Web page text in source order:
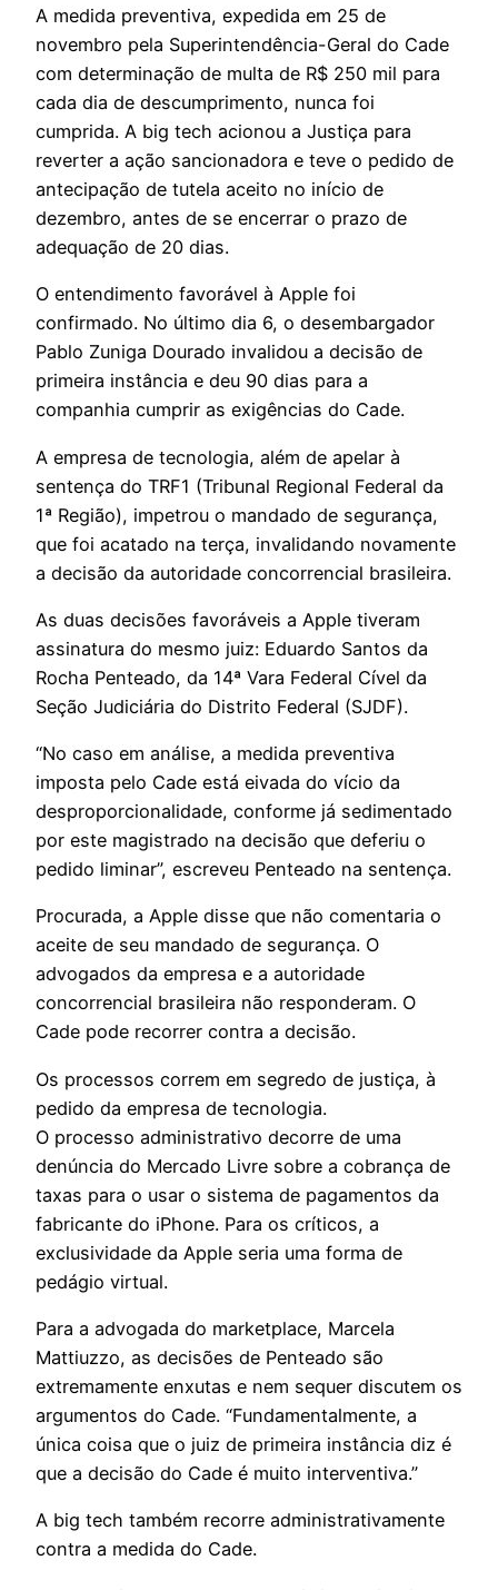
A medida preventiva, expedida em 25 de
novembro pela Superintendência-Geral do Cade
com determinação de multa de R$ 250 mil para
cada dia de descumprimento, nunca foi
cumprida. A big tech acionou a Justiça para
reverter a ação sancionadora e teve o pedido de
antecipação de tutela aceito no início de
dezembro, antes de se encerrar o prazo de
adequação de 20 dias.
O entendimento favorável à Apple foi
confirmado. No último dia 6, o desembargador
Pablo Zuniga Dourado invalidou a decisão de
primeira instância e deu 90 dias para a
companhia cumprir as exigências do Cade.
A empresa de tecnologia, além de apelar à
sentença do TRF1 (Tribunal Regional Federal da
1ª Região), impetrou o mandado de segurança,
que foi acatado na terça, invalidando novamente
a decisão da autoridade concorrencial brasileira.
As duas decisões favoráveis a Apple tiveram
assinatura do mesmo juiz: Eduardo Santos da
Rocha Penteado, da 14ª Vara Federal Cível da
Seção Judiciária do Distrito Federal (SJDF).
“No caso em análise, a medida preventiva
imposta pelo Cade está eivada do vício da
desproporcionalidade, conforme já sedimentado
por este magistrado na decisão que deferiu o
pedido liminar”, escreveu Penteado na sentença.
Procurada, a Apple disse que não comentaria o
aceite de seu mandado de segurança. O
advogados da empresa e a autoridade
concorrencial brasileira não responderam. O
Cade pode recorrer contra a decisão.
Os processos correm em segredo de justiça, à
pedido da empresa de tecnologia.
O processo administrativo decorre de uma
denúncia do Mercado Livre sobre a cobrança de
taxas para o usar o sistema de pagamentos da
fabricante do iPhone. Para os críticos, a
exclusividade da Apple seria uma forma de
pedágio virtual.
Para a advogada do marketplace, Marcela
Mattiuzzo, as decisões de Penteado são
extremamente enxutas e nem sequer discutem os
argumentos do Cade. “Fundamentalmente, a
única coisa que o juiz de primeira instância diz é
que a decisão do Cade é muito interventiva.”
A big tech também recorre administrativamente
contra a medida do Cade.